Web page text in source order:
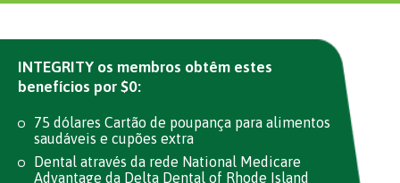
INTEGRITY os membros obtêm estes
benefícios por $0:
75 dólares Cartão de poupança para alimentos
saudáveis e cupões extra
Dental através da rede National Medicare
Advantage da Delta Dental of Rhode Island